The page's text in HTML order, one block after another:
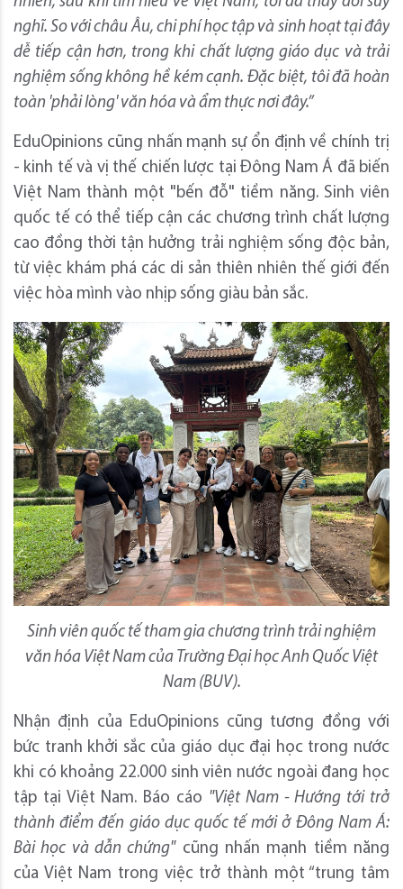
nghĩ. So với châu Âu, chi phí học tập và sinh hoạt tại đây
dễ tiếp cận hơn, trong khi chất lượng giáo dục và trải
nghiệm sống không hề kém cạnh. Đặc biệt, tôi đã hoàn
toàn 'phải lòng' văn hóa và ẩm thực nơi đây.”
EduOpinions cũng nhấn mạnh sự ổn định về chính trị
- kinh tế và vị thế chiến lược tại Đông Nam Á đã biến
Việt Nam thành một "bến đỗ" tiềm năng. Sinh viên
quốc tế có thể tiếp cận các chương trình chất lượng
cao đồng thời tận hưởng trải nghiệm sống độc bản,
từ việc khám phá các di sản thiên nhiên thế giới đến
việc hòa mình vào nhịp sống giàu bản sắc.
Sinh viên quốc tế tham gia chương trình trải nghiệm
văn hóa Việt Nam của Trường Đại học Anh Quốc Việt
Nam (BUV).
Nhận định của EduOpinions cũng tương đồng với
bức tranh khởi sắc của giáo dục đại học trong nước
khi có khoảng 22.000 sinh viên nước ngoài đang học
tập tại Việt Nam. Báo cáo "Việt Nam - Hướng tới trở
thành điểm đến giáo dục quốc tế mới ở Đông Nam Á:
Bài học và dẫn chứng"cũng nhấn mạnh tiềm năng
của Việt Nam trong việc trở thành một “trung tâm